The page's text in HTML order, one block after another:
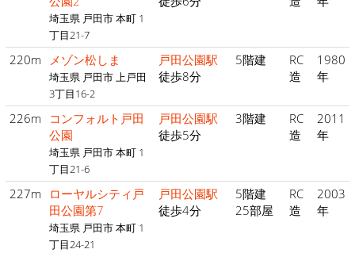
埼玉県 戸田市 本町 1
丁目21-7
220m メゾン松しま
埼玉県 戸田市 上戸田
3丁目16-2
戸田公園駅
徒歩8分
5階建
RC
造
1980
年
226m
コンフォルト戸田
公園
埼玉県 戸田市 本町 1
丁目21-6
戸田公園駅
徒歩5分
3階建
RC
造
2011
年
227m
ローヤルシティ戸
田公園第7
埼玉県 戸田市 本町 1
丁目24-21
戸田公園駅
徒歩4分
5階建
25部屋
RC
造
2003
年